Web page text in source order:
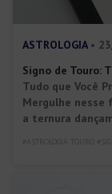
ASTROLOGIA •
Signo de Touro:
Tudo que Você
Mergulhe nesse
a ternura